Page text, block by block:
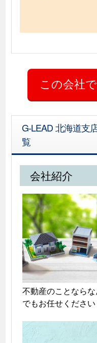
G-LEAD 北海道支
覧
会社紹介
不動産のことならな
でもお任せください